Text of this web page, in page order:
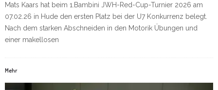
Mats Kaars hat beim 1.Bambini JWH-Red-Cup-Turnier 2026 am
07.02.26 in Hude den ersten Platz bei der U7 Konkurrenz belegt.
Nach dem starken Abschneiden in den Motorik Übungen und
einer makellosen
Mehr